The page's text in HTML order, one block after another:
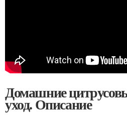
Домашние
уход. Описание